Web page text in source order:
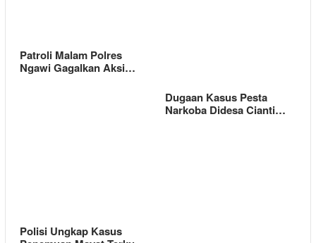
Patroli Malam Polres
Ngawi Gagalkan Aksi…
Dugaan Kasus Pesta
Narkoba Didesa Cianti…
Polisi Ungkap Kasus